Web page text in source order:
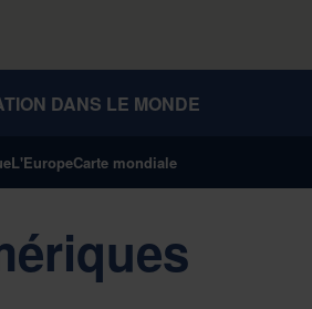
DANS LE MONDE
L'EuropeCarte mondiale